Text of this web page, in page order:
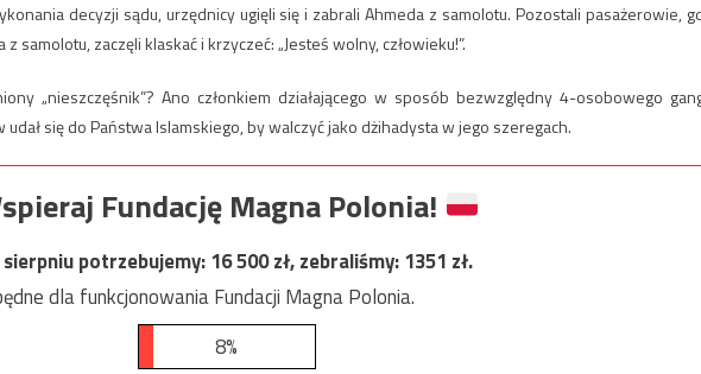
decyzji sądu, urzędnicy ugięli się i zabrali Ahmeda z samolotu. Pozostali pasażerowie,
samolotu, zaczęli klaskać i krzyczeć: „Jesteś wolny, człowieku!”.
„nieszczęśnik”? Ano członkiem działającego w sposób bezwzględny 4-osobowego
udał się do Państwa Islamskiego, by walczyć jako dżihadysta w jego szeregach.
Fundację Magna Polonia!
potrzebujemy:16 500zł, zebraliśmy:1351 zł.
dla funkcjonowania Fundacji Magna Polonia.
8%